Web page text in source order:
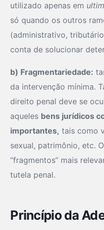
utilizado apenas em
só quando os outros
(administrativo,
conta de solucionar
b) Fragmentariedade:
da intervenção mínima.
direito penal deve se
aqueles bens jurídicos
importantes, tais como
sexual, patrimônio, etc.
“fragmentos” mais
tutela penal.
Princípio da